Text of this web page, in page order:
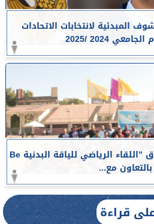
المبدئية لانتخابات الاتحادات
2024 /2025
جامعة أسيوط تشهد انطلاق ”اللقاء الرياضي للياقة البدنية Be
قراءة